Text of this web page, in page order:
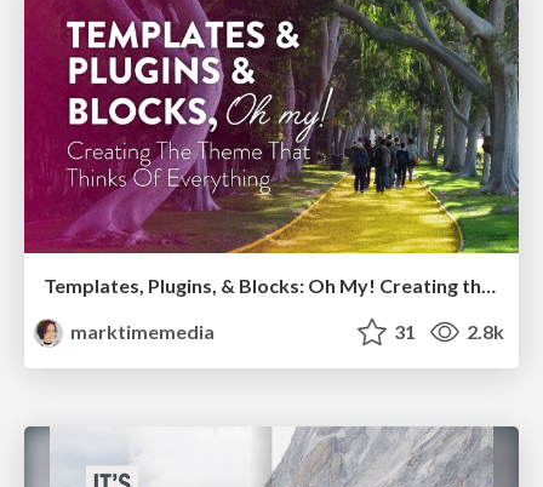
Templates, Plugins, & Blocks: Oh My! Creating the theme that thinks of everything
marktimemedia
31 2.8k